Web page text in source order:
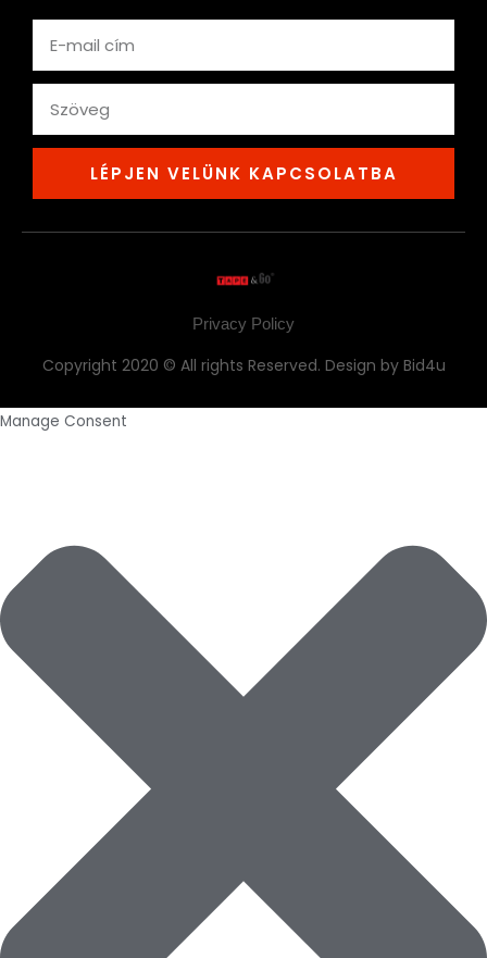
LÉPJEN VELÜNK KAPCSOLATBA
Privacy Policy
Copyright 2020 © All rights Reserved. Design by Bid4u
Manage Consent